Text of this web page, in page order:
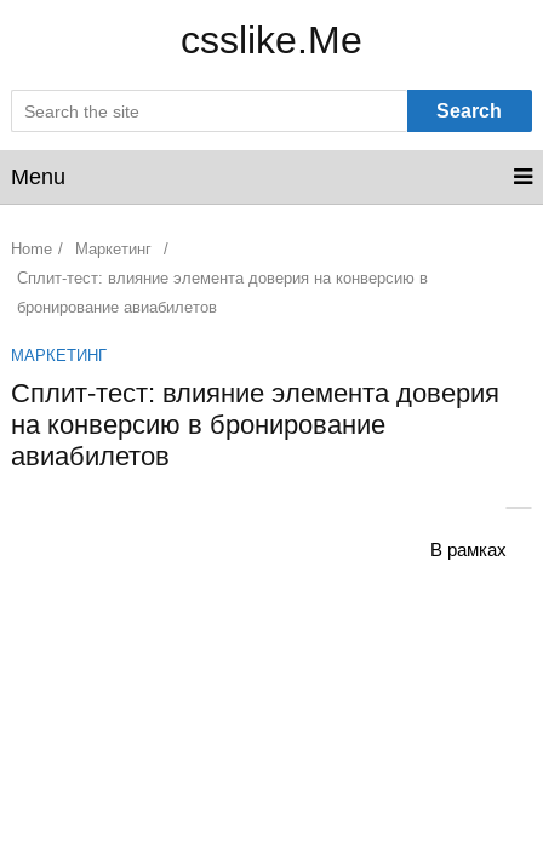
csslike.Me
Search
Menu
Home / Маркетинг
/
Сплит-тест: влияние элемента доверия на конверсию в
бронирование авиабилетов
МАРКЕТИНГ
Сплит-тест: влияние элемента доверия
на конверсию в бронирование
авиабилетов
В рамках